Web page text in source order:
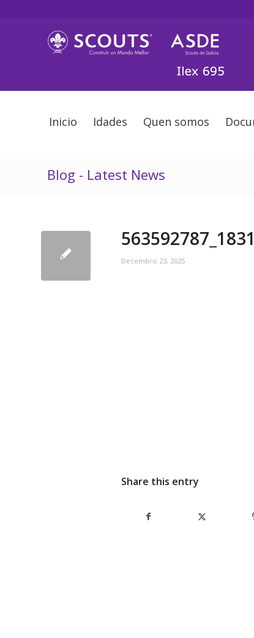
Inicio Idades Quen somos
Blog - Latest News
Decembro 23, 2025
Share this entry